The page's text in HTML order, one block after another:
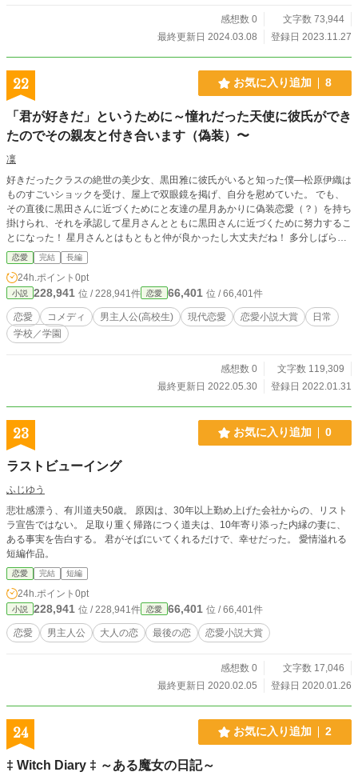
感想数 0
文字数 73,944
最終更新日 2024.03.08
登録日 2023.11.27
22 お気に入り追加 8
「君が好きだ」というために～憧れだった天使に彼氏ができ
たのでその親友と付き合います（偽装）〜
凜
好きだったクラスの絶世の美少女、黒田雅に彼氏がいると知った僕―松原伊織は
ものすごいショックを受け、屋上で双眼鏡を掲げ、自分を慰めていた。 でも、
その直後に黒田さんに近づくためにと友達の星月あかりに偽装恋愛（？）を持ち
掛けられ、それを承認して星月さんとともに黒田さんに近づくために努力するこ
とになった！ 星月さんとはもともと仲が良かったし大丈夫だね！ 多分しばらく
毎日更新します。
恋愛 完結 長編
24h.ポイント 0pt
小説 228,941 位 / 228,941件 恋愛 66,401 位 / 66,401件
恋愛 コメディ 男主人公(高校生) 現代恋愛 恋愛小説大賞
日常
学校／学園
感想数 0
文字数 119,309
最終更新日 2022.05.30
登録日 2022.01.31
23 お気に入り追加 0
ラストビューイング
ふじゆう
悲壮感漂う、有川道夫50歳。 原因は、30年以上勤め上げた会社からの、リスト
ラ宣告ではない。 足取り重く帰路につく道夫は、10年寄り添った内縁の妻に、
ある事実を告白する。 君がそばにいてくれるだけで、幸せだった。 愛情溢れる
短編作品。
恋愛 完結 短編
24h.ポイント 0pt
小説 228,941 位 / 228,941件 恋愛 66,401 位 / 66,401件
恋愛 男主人公 大人の恋 最後の恋 恋愛小説大賞
感想数 0
文字数 17,046
最終更新日 2020.02.05
登録日 2020.01.26
24 お気に入り追加 2
‡ Witch Diary ‡ ～ある魔女の日記～